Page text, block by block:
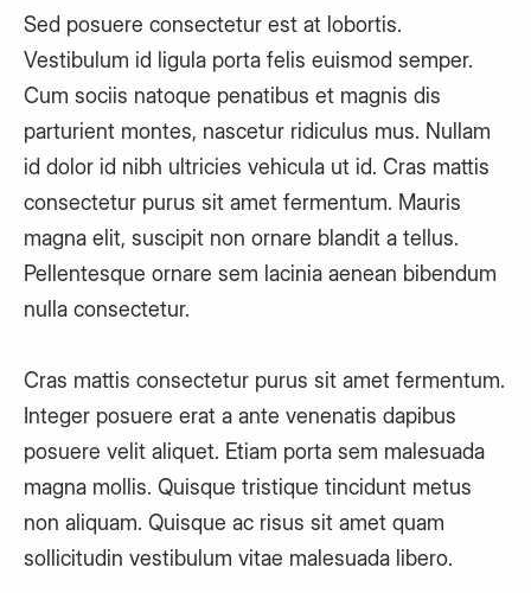
Sed posuere consectetur est at lobortis.
Vestibulum id ligula porta felis euismod semper.
Cum sociis natoque penatibus et magnis dis
parturient montes, nascetur ridiculus mus. Nullam
id dolor id nibh ultricies vehicula ut id. Cras mattis
consectetur purus sit amet fermentum. Mauris
magna elit, suscipit non ornare blandit a tellus.
Pellentesque ornare sem lacinia aenean bibendum
nulla consectetur.
Cras mattis consectetur purus sit amet fermentum.
Integer posuere erat a ante venenatis dapibus
posuere velit aliquet. Etiam porta sem malesuada
magna mollis. Quisque tristique tincidunt metus
non aliquam. Quisque ac risus sit amet quam
sollicitudin vestibulum vitae malesuada libero.